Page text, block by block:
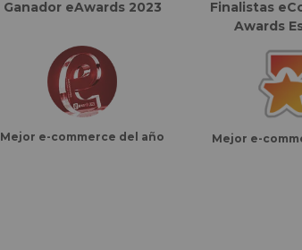
Ganador eAwards 2023
Mejor e-commerce del año
Finalistas
Awards
Mejor e-